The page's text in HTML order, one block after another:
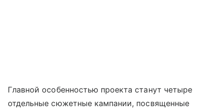
Главной особенностью проекта станут четыре
отдельные сюжетные кампании, посвященные